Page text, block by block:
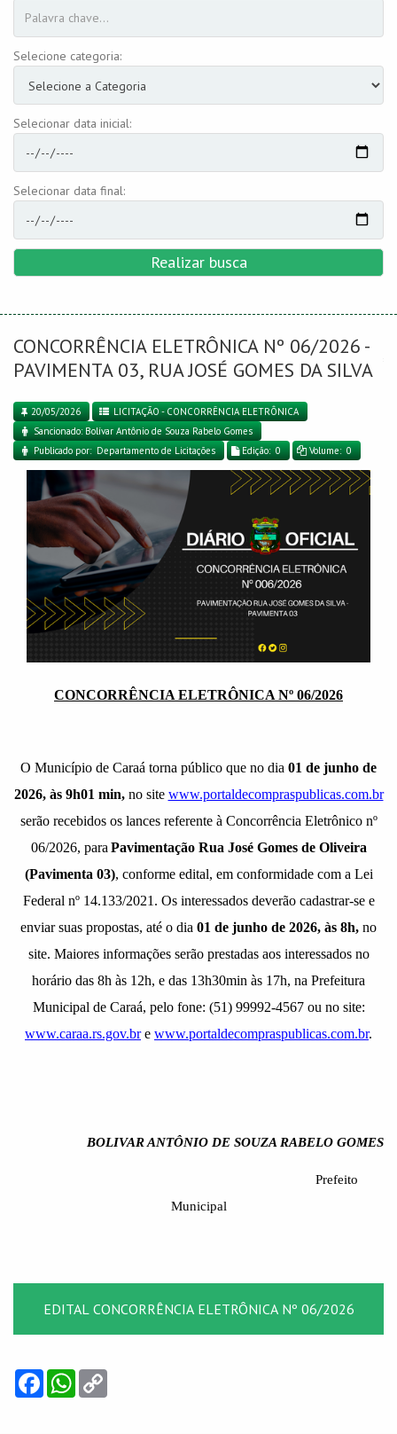
Selecione categoria:
Selecionar data inicial:
Selecionar data final:
Realizar busca
CONCORRÊNCIA ELETRÔNICA Nº 06/2026 -
PAVIMENTA 03, RUA JOSÉ GOMES DA SILVA
20/05/2026
LICITAÇÃO - CONCORRÊNCIA ELETRÔNICA
Sancionado: Bolívar Antônio de Souza Rabelo Gomes
Publicado por: Departamento de Licitações
Edição: 0 Volume: 0
CONCORRÊNCIA ELETRÔNICA Nº 06/2026
O Município de Caraá torna público que no dia 01 de junho de
2026, às 9h01 min,no site www.portaldecompraspublicas.com.br
serão recebidos os lances referente à Concorrência Eletrônico nº
06/2026, para Pavimentação Rua José Gomes de Oliveira
(Pavimenta 03), conforme edital, em conformidade com a Lei
Federal nº 14.133/2021. Os interessados deverão cadastrar-se e
enviar suas propostas, até o dia 01 de junho de 2026, às 8h, no
site. Maiores informações serão prestadas aos interessados no
horário das 8h às 12h, e das 13h30min às 17h, na Prefeitura
Municipal de Caraá, pelo fone: (51) 99992-4567 ou no site:
www.caraa.rs.gov.bre www.portaldecompraspublicas.com.br.
BOLIVAR ANTÔNIO DE SOUZA RABELO GOMES
Prefeito
Municipal
EDITAL CONCORRÊNCIA ELETRÔNICA Nº 06/2026
FacebookWhatsApp